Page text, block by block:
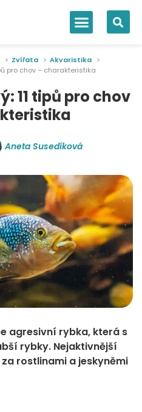
Zvířata
Akvaristika
pro chov – charakteristika
11 tipů pro chov
Aneta Susedíková
agresivní rybka, která s
rybky. Nejaktivnější
rostlinami a jeskyněmi